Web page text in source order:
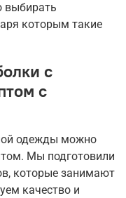
выбирать
которым такие
с
с
одежды можно
Мы подготовили
которые занимают
качество и